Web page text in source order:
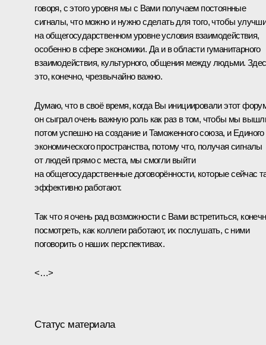
говоря, с этого уровня мы с Вами получаем постоянные
сигналы, что можно и нужно сделать для того, чтобы
на общегосударственном уровне условия взаимодействия,
особенно в сфере экономики. Да и в области гуманитарного
взаимодействия, культурного, общения между людьми.
это, конечно, чрезвычайно важно.
Думаю, что в своё время, когда Вы инициировали этот
он сыграл очень важную роль как раз в том, чтобы мы
потом успешно на создание и Таможенного союза, и Единого
экономического пространства, потому что, получая сигналы
от людей прямо с места, мы смогли выйти
на общегосударственные договорённости, которые сейчас
эффективно работают.
Так что я очень рад возможности с Вами встретиться,
посмотреть, как коллеги работают, их послушать, с ними
поговорить о наших перспективах.
<…>
Статус материала